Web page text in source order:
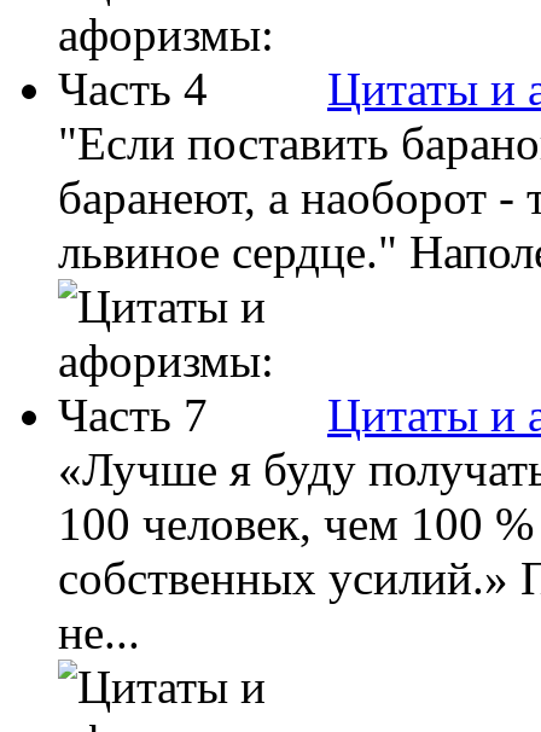
Цитаты и
"Если поставить
баранеют, а наоборот -
львиное сердце."
Цитаты и
«Лучше я буду
100 человек, чем 100 %
собственных усилий.»
не...